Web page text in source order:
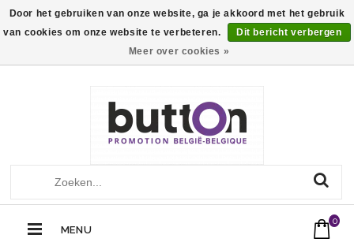
Call Us Now:+32 (0)13560051
MENU
0
Door het gebruiken van onze website, ga je akkoord met het gebruik
van cookies om onze website te verbeteren.
Dit bericht verbergen
Meer over cookies »